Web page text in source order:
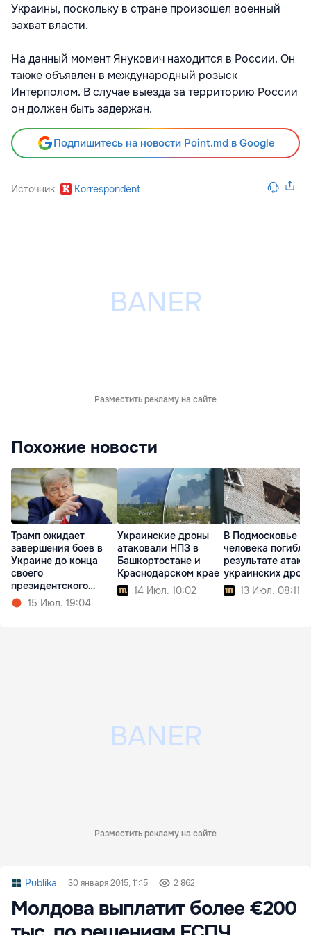
Украины, поскольку в стране произошел военный
захват власти.
На данный момент Янукович находится в России. Он
также объявлен в международный розыск
Интерполом. В случае выезда за территорию России
он должен быть задержан.
Подпишитесь на новости Point.md в Google
Источник Korrespondent
Разместить рекламу на сайте
Похожие новости
Трамп ожидает
завершения боев в
Украине до конца
своего
президентского
срока15 Июл. 19:04
Украинские дроны
атаковали НПЗ в
Башкортостане и
Краснодарском крае
14 Июл. 10:02
В Подмосковье
человека
результате атаки
украинских
13 Июл. 08:11
Разместить рекламу на сайте
Publika 30 января 2015, 11:15 2 862
Молдова выплатит более €200